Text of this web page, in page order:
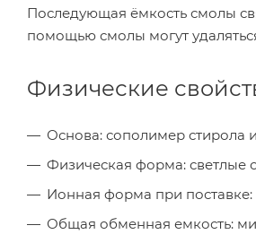
Последующая ёмкость смолы
помощью смолы могут
Физические
Основа: сополимер стирола
Физическая форма: светлые
Ионная форма при поставке:
Общая обменная емкость: